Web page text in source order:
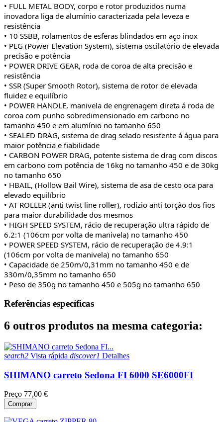
• FULL METAL BODY, corpo e rotor produzidos numa
inovadora liga de alumínio caracterizada pela leveza e
resistência
• 10 SSBB, rolamentos de esferas blindados em aço inox
• PEG (Power Elevation System), sistema oscilatório de elevada
precisão e potência
• POWER DRIVE GEAR, roda de coroa de alta precisão e
resistência
• SSR (Super Smooth Rotor), sistema de rotor de elevada
fluidez e equilíbrio
• POWER HANDLE, manivela de engrenagem direta á roda de
coroa com punho sobredimensionado em carbono no
tamanho 450 e em alumínio no tamanho 650
• SEALED DRAG, sistema de drag selado resistente á água para
maior potência e fiabilidade
• CARBON POWER DRAG, potente sistema de drag com discos
em carbono com potência de 16kg no tamanho 450 e de 30kg
no tamanho 650
• HBAIL, (Hollow Bail Wire), sistema de asa de cesto oca para
elevado equilíbrio
• AT ROLLER (anti twist line roller), rodízio anti torção dos fios
para maior durabilidade dos mesmos
• HIGH SPEED SYSTEM, rácio de recuperação ultra rápido de
6.2:1 (106cm por volta de manivela) no tamanho 450
• POWER SPEED SYSTEM, rácio de recuperação de 4.9:1
(106cm por volta de manivela) no tamanho 650
• Capacidade de 250m/0,31mm no tamanho 450 e de
330m/0,35mm no tamanho 650
• Peso de 350g no tamanho 450 e 505g no tamanho 650
Referências específicas
6 outros produtos na mesma categoria:
search2 Vista rápida discover1 Detalhes
SHIMANO carreto Sedona FI 6000 SE6000FI
Preço 77,00 €
Comprar